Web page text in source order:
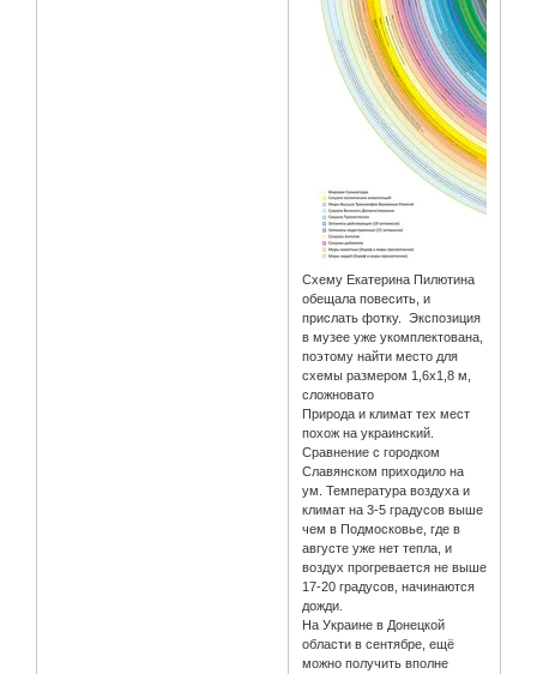
Схему Екатерина Пилютина
обещала повесить, и
прислать фотку. Экспозиция
в музее уже укомплектована,
поэтому найти место для
схемы размером 1,6х1,8 м,
сложновато
Природа и климат тех мест
похож на украинский.
Сравнение с городком
Славянском приходило на
ум. Температура воздуха и
климат на 3-5 градусов выше
чем в Подмосковье, где в
августе уже нет тепла, и
воздух прогревается не выше
17-20 градусов, начинаются
дожди.
На Украине в Донецкой
области в сентябре, ещё
можно получить вполне